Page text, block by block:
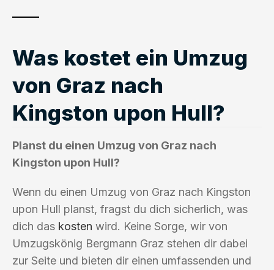
Was kostet ein Umzug
von Graz nach
Kingston upon Hull?
Planst du einen Umzug von Graz nach
Kingston upon Hull?
Wenn du einen Umzug von Graz nach Kingston
upon Hull planst, fragst du dich sicherlich, was
dich das kosten wird. Keine Sorge, wir von
Umzugskönig Bergmann Graz stehen dir dabei
zur Seite und bieten dir einen umfassenden und